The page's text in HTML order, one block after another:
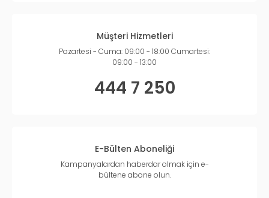
Müşteri Hizmetleri
Pazartesi - Cuma: 09:00 - 18:00 Cumartesi:
09:00 - 13:00
444 7 250
E-Bülten Aboneliği
Kampanyalardan haberdar olmak için e-
bültene abone olun.